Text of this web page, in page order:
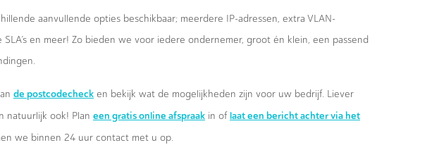
aanvullende opties beschikbaar; meerdere IP-adressen, extra VLAN-
en meer! Zo bieden we voor iedere ondernemer, groot én klein, een passend
de postcodecheck en bekijk wat de mogelijkheden zijn voor uw bedrijf. Liever
natuurlijk ook! Plan een gratis online afspraak in of laat een bericht achter via het
we binnen 24 uur contact met u op.